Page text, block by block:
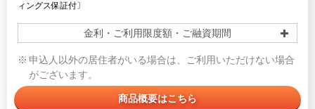
ィングス保証付〕
金利・ご利用限度額・ご融資期間
申込人以外の居住者がいる場合は、ご利用いただけない場合
がございます。
商品概要はこちら